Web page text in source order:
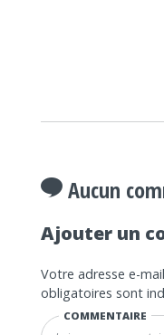
Aucun
Ajouter un
Votre adresse e-
obligatoires sont
COMMENTAIRE